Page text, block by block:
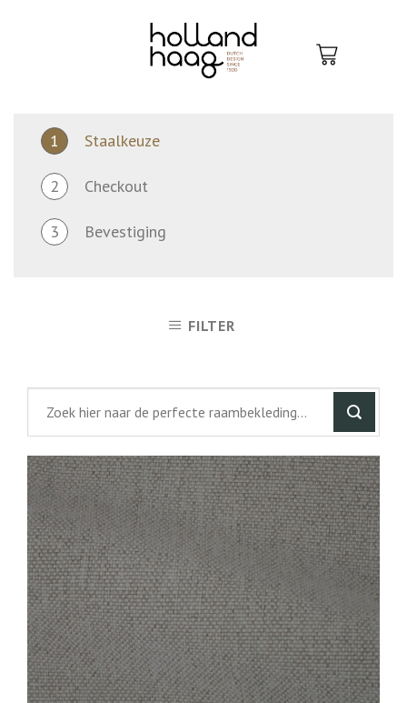
1 Staalkeuze
2 Checkout
3 Bevestiging
FILTER